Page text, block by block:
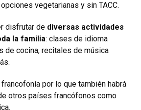
vegetarianas y sin TACC.
disfrutar de diversas actividades
la familia: clases de idioma
de cocina, recitales de música
por lo que también habrá
otros países francófonos como